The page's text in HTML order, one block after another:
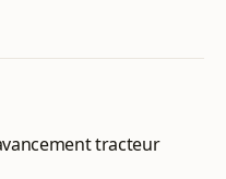
tracteur